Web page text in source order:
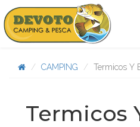
CAMPING Termicos Y
Termicos